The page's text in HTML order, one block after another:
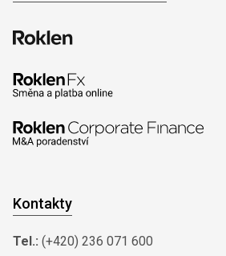
Kontakty
Tel.: (+420) 236 071 600